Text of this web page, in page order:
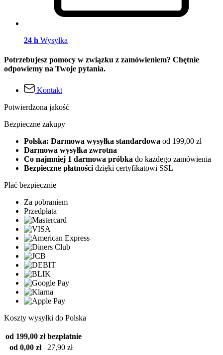
24 h Wysyłka
Potrzebujesz pomocy w związku z zamówieniem? Chętnie
odpowiemy na Twoje pytania.
Kontakt
Potwierdzona jakość
Bezpieczne zakupy
Polska: Darmowa wysyłka standardowa od 199,00 zł
Darmowa wysyłka zwrotna
Co najmniej 1 darmowa próbka do każdego zamówienia
Bezpieczne płatności dzięki certyfikatowi SSL
Płać bezpiecznie
Za pobraniem
Przedpłata
Koszty wysyłki do Polska
od 199,00 zł bezpłatnie
od 0,00 zł
27,90 zł